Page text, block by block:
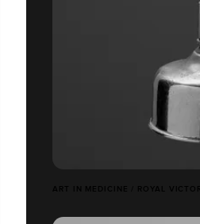
ART IN MEDICINE / ROYAL